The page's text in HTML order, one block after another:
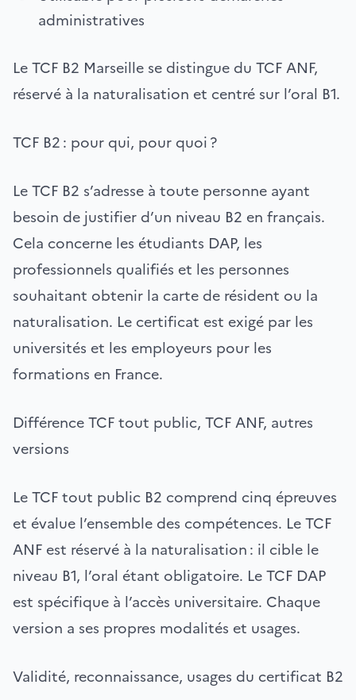
administratives
Le TCF B2 Marseille se distingue du TCF ANF,
réservé à la naturalisation et centré sur l’oral B1.
TCF B2 : pour qui, pour quoi ?
Le TCF B2 s’adresse à toute personne ayant
besoin de justifier d’un niveau B2 en français.
Cela concerne les étudiants DAP, les
professionnels qualifiés et les personnes
souhaitant obtenir la carte de résident ou la
naturalisation. Le certificat est exigé par les
universités et les employeurs pour les
formations en France.
Différence TCF tout public, TCF ANF, autres
versions
Le TCF tout public B2 comprend cinq épreuves
et évalue l’ensemble des compétences. Le TCF
ANF est réservé à la naturalisation : il cible le
niveau B1, l’oral étant obligatoire. Le TCF DAP
est spécifique à l’accès universitaire. Chaque
version a ses propres modalités et usages.
Validité, reconnaissance, usages du certificat B2